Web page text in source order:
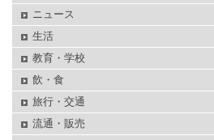
ニュース
生活
教育・学校
飲・食
旅行・交通
流通・販売